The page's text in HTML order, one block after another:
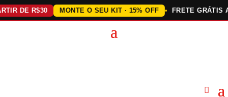
R$30 MONTE O SEU KIT · 15% OFF FRETE GRÁTIS